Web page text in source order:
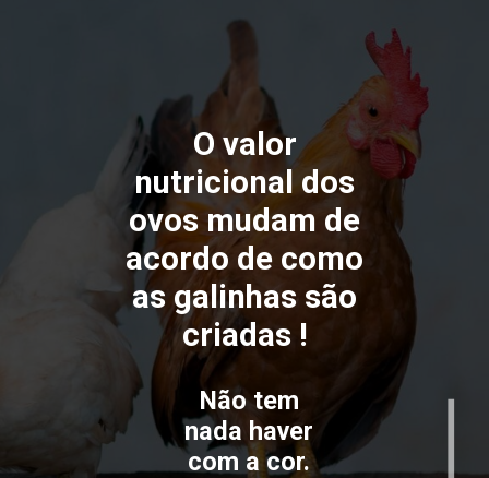
O valor
nutricional dos
ovos mudam de
acordo de como
as galinhas são
criadas !
Não tem
nada haver
com a cor.